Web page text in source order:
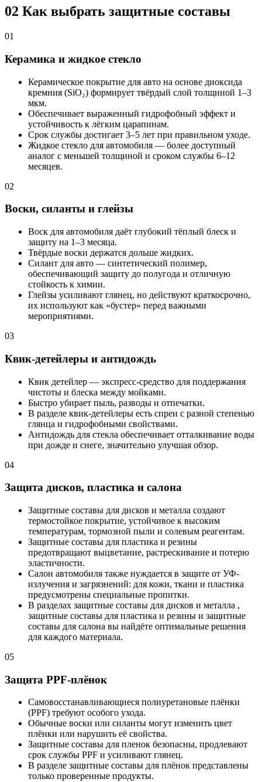
02 Как выбрать защитные составы
01
Керамика и жидкое стекло
Керамическое покрытие для авто на основе диоксида
кремния (SiO₂) формирует твёрдый слой толщиной 1–3
мкм.
Обеспечивает выраженный гидрофобный эффект и
устойчивость к лёгким царапинам.
Срок службы достигает 3–5 лет при правильном уходе.
Жидкое стекло для автомобиля — более доступный
аналог с меньшей толщиной и сроком службы 6–12
месяцев.
02
Воски, силанты и глейзы
Воск для автомобиля даёт глубокий тёплый блеск и
защиту на 1–3 месяца.
Твёрдые воски держатся дольше жидких.
Силант для авто — синтетический полимер,
обеспечивающий защиту до полугода и отличную
стойкость к химии.
Глейзы усиливают глянец, но действуют краткосрочно,
их используют как «бустер» перед важными
мероприятиями.
03
Квик-детейлеры и антидождь
Квик детейлер — экспресс-средство для поддержания
чистоты и блеска между мойками.
Быстро убирает пыль, разводы и отпечатки.
В разделе квик-детейлеры есть спреи с разной степенью
глянца и гидрофобными свойствами.
Антидождь для стекла обеспечивает отталкивание воды
при дожде и снеге, значительно улучшая обзор.
04
Защита дисков, пластика и салона
Защитные составы для дисков и металла создают
термостойкое покрытие, устойчивое к высоким
температурам, тормозной пыли и солевым реагентам.
Защитные составы для пластика и резины
предотвращают выцветание, растрескивание и потерю
эластичности.
Салон автомобиля также нуждается в защите от УФ-
излучения и загрязнений: для кожи, ткани и пластика
предусмотрены специальные пропитки.
В разделах защитные составы для дисков и металла ,
защитные составы для пластика и резины и защитные
составы для салона вы найдёте оптимальные решения
для каждого материала.
05
Защита PPF-плёнок
Самовосстанавливающиеся полиуретановые плёнки
(PPF) требуют особого ухода.
Обычные воски или силанты могут изменить цвет
плёнки или нарушить её свойства.
Защитные составы для пленок безопасны, продлевают
срок службы PPF и усиливают глянец.
В разделе защитные составы для плёнок представлены
только проверенные продукты.